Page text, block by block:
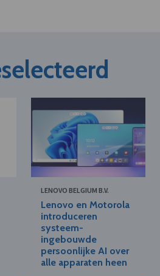
LENOVO BELGIUM B.V.
Lenovo en Motorola
introduceren
systeem-
ingebouwde
persoonlijke AI over
alle apparaten heen